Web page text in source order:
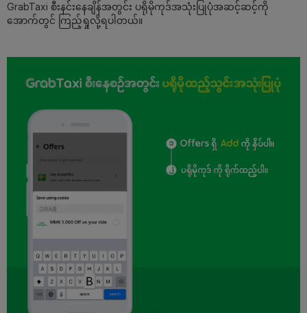
GrabTaxi စီးနင်းနေချိန်အတွင်း ပရိုမိုကုဒ်အသုံးပြုပုံအဆင့်ဆင့်ကို
အောက်တွင် ကြည့်ရှုလို့ရပါတယ်။